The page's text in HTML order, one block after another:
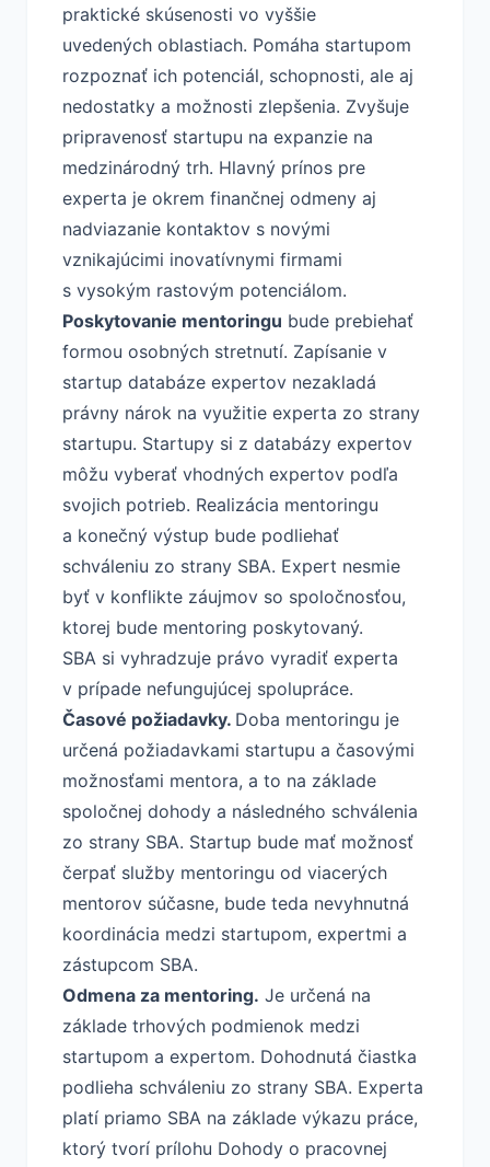
praktické skúsenosti vo vyššie
uvedených oblastiach. Pomáha startupom
rozpoznať ich potenciál, schopnosti, ale aj
nedostatky a možnosti zlepšenia. Zvyšuje
pripravenosť startupu na expanzie na
medzinárodný trh. Hlavný prínos pre
experta je okrem finančnej odmeny aj
nadviazanie kontaktov s novými
vznikajúcimi inovatívnymi firmami
s vysokým rastovým potenciálom.
Poskytovanie mentoringu bude prebiehať
formou osobných stretnutí. Zapísanie v
startup databáze expertov nezakladá
právny nárok na využitie experta zo strany
startupu. Startupy si z databázy expertov
môžu vyberať vhodných expertov podľa
svojich potrieb. Realizácia mentoringu
a konečný výstup bude podliehať
schváleniu zo strany SBA. Expert nesmie
byť v konflikte záujmov so spoločnosťou,
ktorej bude mentoring poskytovaný.
SBA si vyhradzuje právo vyradiť experta
v prípade nefungujúcej spolupráce.
Časové požiadavky. Doba mentoringu je
určená požiadavkami startupu a časovými
možnosťami mentora, a to na základe
spoločnej dohody a následného schválenia
zo strany SBA. Startup bude mať možnosť
čerpať služby mentoringu od viacerých
mentorov súčasne, bude teda nevyhnutná
koordinácia medzi startupom, expertmi a
zástupcom SBA.
Odmena za mentoring. Je určená na
základe trhových podmienok medzi
startupom a expertom. Dohodnutá čiastka
podlieha schváleniu zo strany SBA. Experta
platí priamo SBA na základe výkazu práce,
ktorý tvorí prílohu Dohody o pracovnej